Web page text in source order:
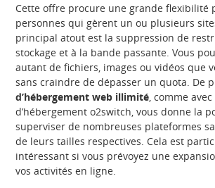
Cette offre procure une grande flexibilité
personnes qui gèrent un ou plusieurs
principal atout est la suppression de
stockage et à la bande passante. Vous
autant de fichiers, images ou vidéos que
sans craindre de dépasser un quota. De
d’hébergement web illimité, comme
d’hébergement o2switch, vous donne la
superviser de nombreuses plateformes
de leurs tailles respectives. Cela est
intéressant si vous prévoyez une
vos activités en ligne.